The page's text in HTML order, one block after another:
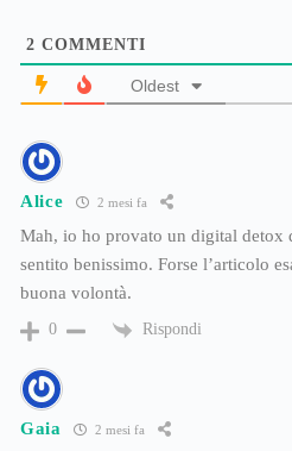
2 COMMENTI
Oldest
Alice 2 mesi fa
Mah, io ho provato un digital detox
sentito benissimo. Forse l’articolo
buona volontà.
0 Rispondi
Gaia 2 mesi fa